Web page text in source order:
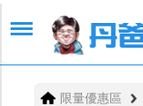
限量優惠區